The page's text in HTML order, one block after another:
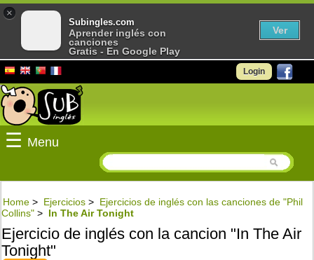
Login
☰ Menu
Home > Ejercicios > Ejercicios de inglés con las canciones de "Phil
Collins" > In The Air Tonight
Ejercicio de inglés con la cancion "In The Air
Tonight"
×
Subingles.com
Aprender inglés con
canciones
Gratis - En Google Play
Ver